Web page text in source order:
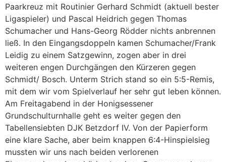
Paarkreuz mit Routinier Gerhard Schmidt (aktuell bester
Ligaspieler) und Pascal Heidrich gegen Thomas
Schumacher und Hans-Georg Rödder nichts anbrennen
ließ. In den Eingangsdoppeln kamen Schumacher/Frank
Leidig zu einem Satzgewinn, zogen aber in drei
weiteren engen Durchgängen den Kürzeren gegen
Schmidt/ Bosch. Unterm Strich stand so ein 5:5-Remis,
mit dem wir vom Spielverlauf her sehr gut leben können.
Am Freitagabend in der Honigsessener
Grundschulturnhalle geht es weiter gegen den
Tabellensiebten DJK Betzdorf IV. Von der Papierform
eine klare Sache, aber beim knappen 6:4-Hinspielsieg
mussten wir uns nach beiden verlorenen